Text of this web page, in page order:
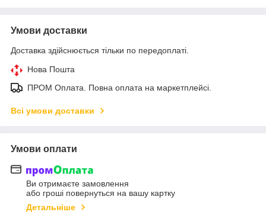
Умови доставки
Доставка здійснюється тільки по передоплаті.
Нова Пошта
ПРОМ Оплата. Повна оплата на маркетплейсі.
Всі умови доставки
Умови оплати
Ви отримаєте замовлення
або гроші повернуться на вашу картку
Детальніше